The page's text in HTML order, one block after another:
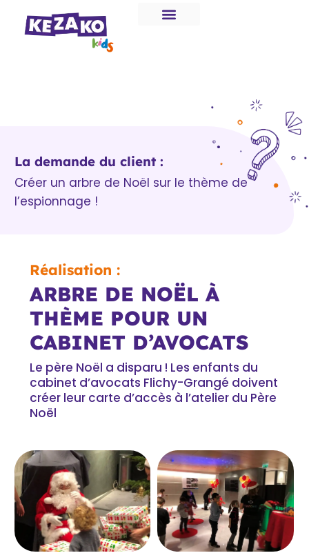
La demande du client :
Créer un arbre de Noël sur le thème de
l’espionnage !
Réalisation :
ARBRE DE NOËL À
THÈME POUR UN
CABINET D’AVOCATS
Le père Noël a disparu ! Les enfants du
cabinet d’avocats Flichy-Grangé doivent
créer leur carte d’accès à l’atelier du Père
Noël